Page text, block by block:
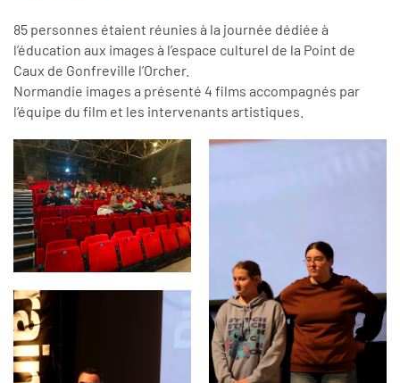
85 personnes étaient réunies à la journée dédiée à
l’éducation aux images à l’espace culturel de la Point de
Caux de Gonfreville l’Orcher.
Normandie images a présenté 4 films accompagnés par
l’équipe du film et les intervenants artistiques.